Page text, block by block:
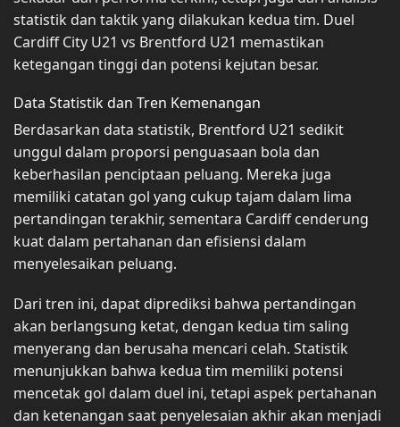
statistik dan taktik yang dilakukan kedua tim. Duel
Cardiff City U21 vs Brentford U21 memastikan
ketegangan tinggi dan potensi kejutan besar.
Data Statistik dan Tren Kemenangan
Berdasarkan data statistik, Brentford U21 sedikit
unggul dalam proporsi penguasaan bola dan
keberhasilan penciptaan peluang. Mereka juga
memiliki catatan gol yang cukup tajam dalam lima
pertandingan terakhir, sementara Cardiff cenderung
kuat dalam pertahanan dan efisiensi dalam
menyelesaikan peluang.
Dari tren ini, dapat diprediksi bahwa pertandingan
akan berlangsung ketat, dengan kedua tim saling
menyerang dan berusaha mencari celah. Statistik
menunjukkan bahwa kedua tim memiliki potensi
mencetak gol dalam duel ini, tetapi aspek pertahanan
dan ketenangan saat penyelesaian akhir akan menjadi